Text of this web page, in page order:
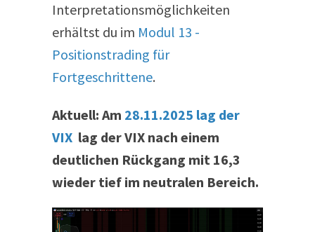
Interpretationsmöglichkeiten
erhältst du im Modul 13 -
Positionstrading für
Fortgeschrittene.
Aktuell: Am 28.11.2025 lag der
VIX lag der VIX nach einem
deutlichen Rückgang mit 16,3
wieder tief im neutralen Bereich.